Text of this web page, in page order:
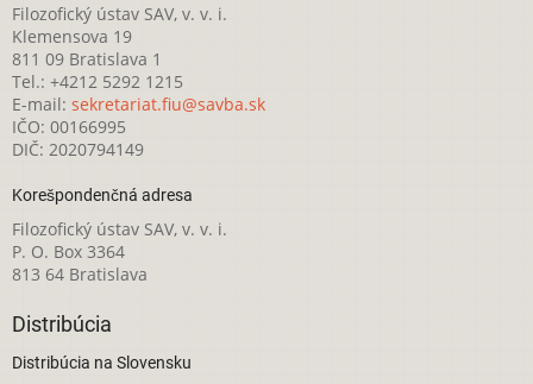
Filozofický ústav SAV, v. v. i.
Klemensova 19
811 09 Bratislava 1
Tel.: +4212 5292 1215
E-mail: sekretariat.fiu@savba.sk
IČO: 00166995
DIČ: 2020794149
Korešpondenčná adresa
Filozofický ústav SAV, v. v. i.
P. O. Box 3364
813 64 Bratislava
Distribúcia
Distribúcia na Slovensku